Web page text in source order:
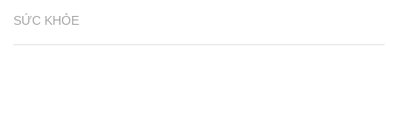
SỨC KHỎE